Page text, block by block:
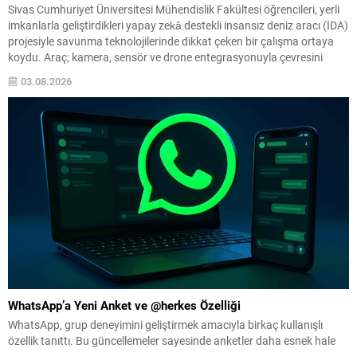
Sivas Cumhuriyet Üniversitesi Mühendislik Fakültesi öğrencileri, yerli
imkanlarla geliştirdikleri yapay zekâ destekli insansız deniz aracı (İDA)
projesiyle savunma teknolojilerinde dikkat çeken bir çalışma ortaya
koydu. Araç; kamera, sensör ve drone entegrasyonuyla çevresini
deniz üzerinde bağımsız hareket edebilmenin ötesinde; hava, kara ve
03.08.2026
WhatsApp’a Yeni Anket ve @herkes Özelliği
WhatsApp, grup deneyimini geliştirmek amacıyla birkaç kullanışlı
özellik tanıttı. Bu güncellemeler sayesinde anketler daha esnek hale